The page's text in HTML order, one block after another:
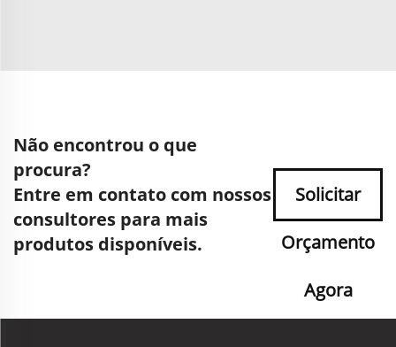
Não encontrou o que
procura?
Entre em contato com nossos
consultores para mais
produtos disponíveis.
Solicitar
Orçamento
Agora